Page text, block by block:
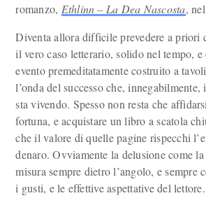
romanzo, Ethlinn – La Dea Nascosta,
Diventa allora difficile prevedere a priori
il vero caso letterario, solido nel tempo, e
evento premeditatamente costruito a
l’onda del successo che,
sta vivendo. Spesso non resta che
fortuna, e acquistare un libro a scatola
che il valore di quelle pagine rispecchi
denaro. Ovviamente la delusione come
misura sempre dietro l’angolo, e sempre
i gusti, e le effettive aspettative del lettore.